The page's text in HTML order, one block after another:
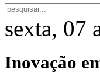
sexta, 07
Inovação